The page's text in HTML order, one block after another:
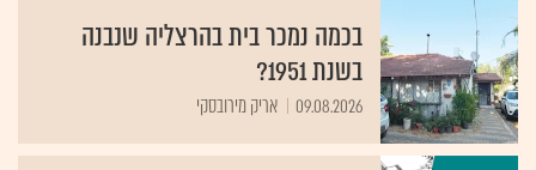
בכמה נמכר בית בהרצליה שנבנה
בשנת 1951?
09.08.2026 אריק מירובסקי